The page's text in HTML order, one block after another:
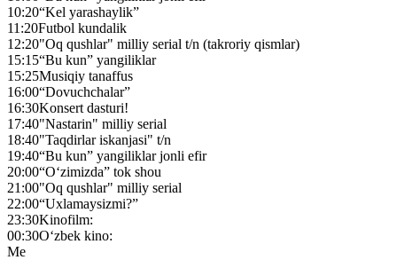
10:20“Kel yarashaylik”
11:20Futbol kundalik
12:20"Oq qushlar" milliy serial t/n (takroriy qismlar)
15:15“Bu kun” yangiliklar
15:25Musiqiy tanaffus
16:00“Dovuchchalar”
16:30Konsert dasturi!
17:40"Nastarin" milliy serial
18:40"Taqdirlar iskanjasi" t/n
19:40“Bu kun” yangiliklar jonli efir
20:00“O‘zimizda” tok shou
21:00"Oq qushlar" milliy serial
22:00“Uxlamaysizmi?”
23:30Kinofilm:
00:30O‘zbek kino:
Me